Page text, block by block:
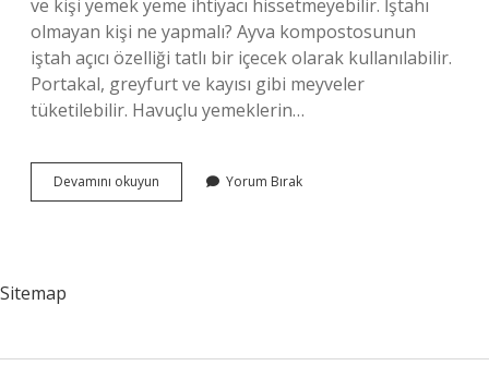
ve kişi yemek yeme ihtiyacı hissetmeyebilir. İştahı
olmayan kişi ne yapmalı? Ayva kompostosunun
iştah açıcı özelliği tatlı bir içecek olarak kullanılabilir.
Portakal, greyfurt ve kayısı gibi meyveler
tüketilebilir. Havuçlu yemeklerin…
Devamını okuyun
Yememe
Yorum Bırak
Sitemap